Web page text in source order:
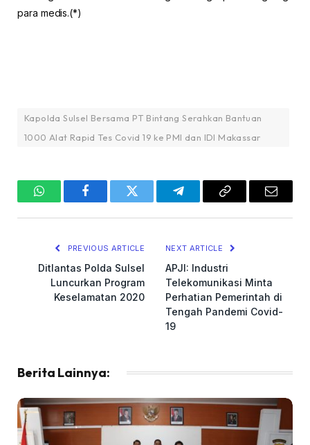
para medis.(*)
Kapolda Sulsel Bersama PT Bintang Serahkan Bantuan
1000 Alat Rapid Tes Covid 19 ke PMI dan IDI Makassar
WhatsAppFacebookTwitter TelegramCopy
Email
PREVIOUS ARTICLE
Ditlantas Polda Sulsel
Luncurkan Program
Keselamatan 2020
NEXT ARTICLE
APJI: Industri
Telekomunikasi Minta
Perhatian Pemerintah di
Tengah Pandemi Covid-
19
Berita Lainnya: